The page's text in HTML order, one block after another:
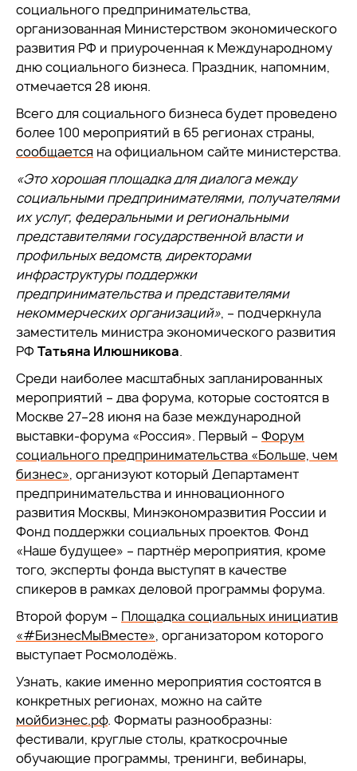
социального предпринимательства,
организованная Министерством экономического
развития РФ и приуроченная к Международному
дню социального бизнеса. Праздник, напомним,
отмечается 28 июня.
Всего для социального бизнеса будет проведено
более 100 мероприятий в 65 регионах страны,
сообщается на официальном сайте министерства.
«Это хорошая площадка для диалога между
социальными предпринимателями, получателями
их услуг, федеральными и региональными
представителями государственной власти и
профильных ведомств, директорами
инфраструктуры поддержки
предпринимательства и представителями
некоммерческих организаций», – подчеркнула
заместитель министра экономического развития
РФ Татьяна Илюшникова.
Среди наиболее масштабных запланированных
мероприятий – два форума, которые состоятся в
Москве 27–28 июня на базе международной
выставки-форума «Россия». Первый – Форум
социального предпринимательства «Больше, чем
бизнес», организуют который Департамент
предпринимательства и инновационного
развития Москвы, Минэкономразвития России и
Фонд поддержки социальных проектов. Фонд
«Наше будущее» – партнёр мероприятия, кроме
того, эксперты фонда выступят в качестве
спикеров в рамках деловой программы форума.
Второй форум – Площадка социальных инициатив
«#БизнесМыВместе», организатором которого
выступает Росмолодёжь.
Узнать, какие именно мероприятия состоятся в
конкретных регионах, можно на сайте
мойбизнес.рф. Форматы разнообразны:
фестивали, круглые столы, краткосрочные
обучающие программы, тренинги, вебинары,